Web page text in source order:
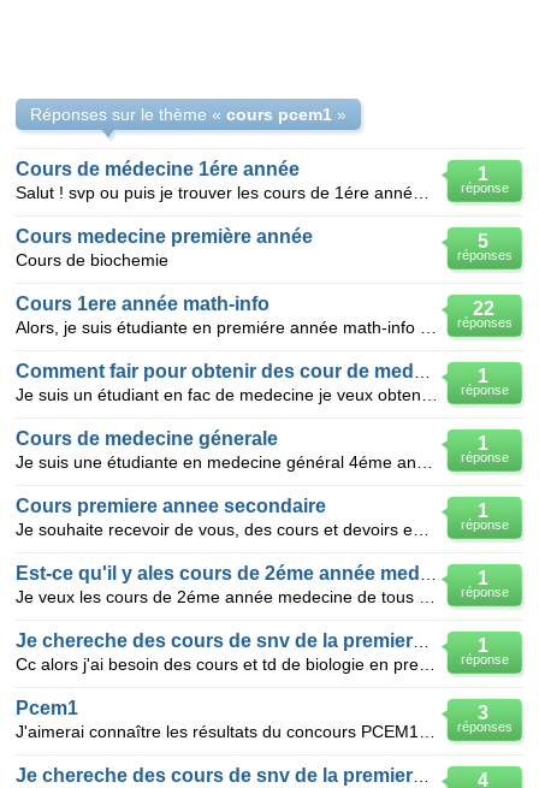
Réponses sur le thème «cours pcem1 »
1
réponse
Cours de médecine 1ére année
5
réponses
Cours medecine première année
Cours de biochemie
22
réponses
Cours 1ere année math-info
1
réponse
1
réponse
Cours de medecine génerale
1
réponse
Cours premiere annee secondaire
1
réponse
1
réponse
3
réponses
Pcem1
4